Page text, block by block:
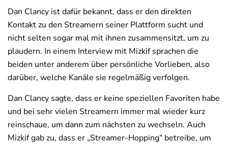
Dan Clancy ist dafür bekannt, dass er den direkten
Kontakt zu den Streamern seiner Plattform sucht und
nicht selten sogar mal mit ihnen zusammensitzt, um zu
plaudern. In einem Interview mit Mizkif sprachen die
beiden unter anderem über persönliche Vorlieben, also
darüber, welche Kanäle sie regelmäßig verfolgen.
Dan Clancy sagte, dass er keine speziellen Favoriten habe
und bei sehr vielen Streamern immer mal wieder kurz
reinschaue, um dann zum nächsten zu wechseln. Auch
Mizkif gab zu, dass er „Streamer-Hopping“ betreibe, um